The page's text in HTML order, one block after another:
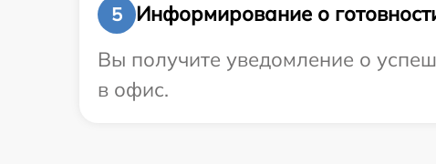
5
Информирование о
Вы получите уведомление о
в офис.